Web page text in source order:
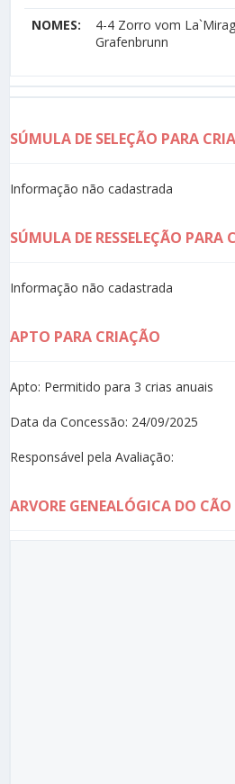
NOMES:
4-4 Zorro vom
Grafenbrunn
SÚMULA DE SELEÇÃO PARA
Informação não cadastrada
SÚMULA DE RESSELEÇÃO PARA
Informação não cadastrada
APTO PARA CRIAÇÃO
Apto: Permitido para 3 crias anuais
Data da Concessão: 24/09/2025
Responsável pela Avaliação:
ARVORE GENEALÓGICA DO CÃO